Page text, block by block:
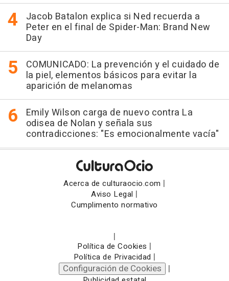
Jacob Batalon explica si Ned recuerda a
Peter en el final de Spider-Man: Brand New
Day
COMUNICADO: La prevención y el cuidado de
la piel, elementos básicos para evitar la
aparición de melanomas
Emily Wilson carga de nuevo contra La
odisea de Nolan y señala sus
contradicciones: "Es emocionalmente vacía"
Acerca de culturaocio.com |
Aviso Legal |
Cumplimento normativo
|
Política de Cookies |
Política de Privacidad |
Configuración de Cookies |